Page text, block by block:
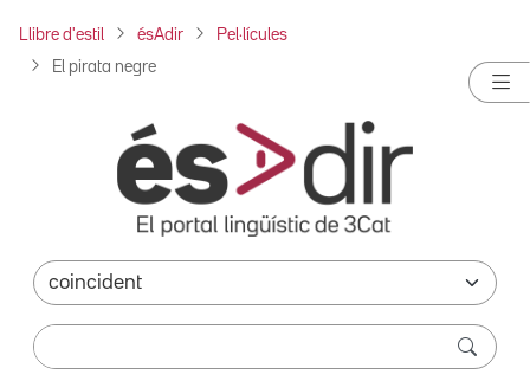
Llibre d'estil ésAdir Pel·lícules
El pirata negre